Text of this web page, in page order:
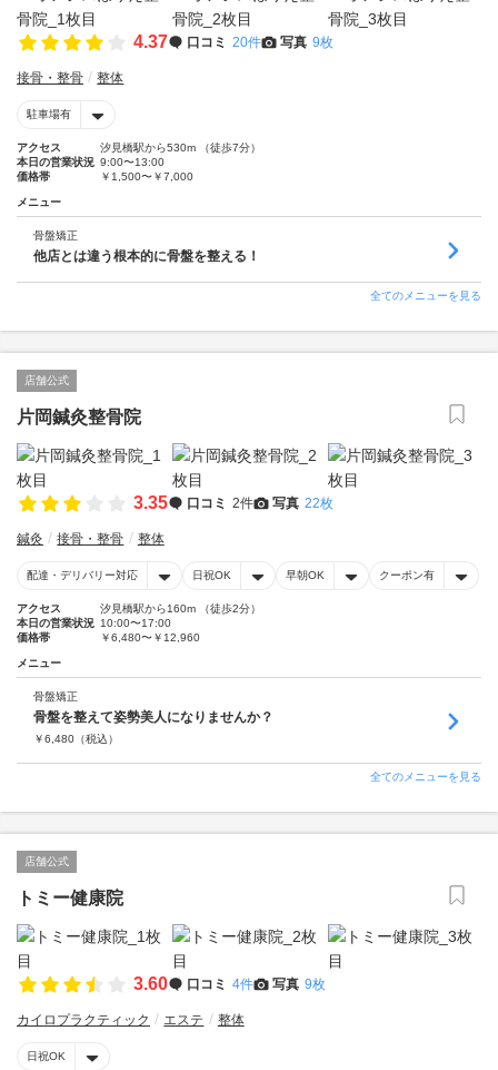
4.37 口コミ 20件 写真 9枚
接骨・整骨 整体
駐車場有
アクセス
汐見橋駅から530m （徒歩7分）
本日の営業状況 9:00〜13:00
価格帯
￥1,500〜￥7,000
メニュー
骨盤矯正
他店とは違う根本的に骨盤を整える！
全てのメニューを見る
店舗公式
片岡鍼灸整骨院
3.35 口コミ 2件 写真 22枚
鍼灸 接骨・整骨 整体
配達・デリバリー対応 日祝OK 早朝OK クーポン有
アクセス
汐見橋駅から160m （徒歩2分）
本日の営業状況 10:00〜17:00
価格帯
￥6,480〜￥12,960
メニュー
骨盤矯正
骨盤を整えて姿勢美人になりませんか？
￥6,480 （税込）
全てのメニューを見る
店舗公式
トミー健康院
3.60 口コミ 4件 写真 9枚
カイロプラクティック エステ 整体
日祝OK